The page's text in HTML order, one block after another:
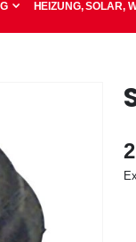
HEIZUNG, SOLAR,